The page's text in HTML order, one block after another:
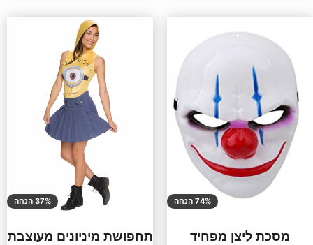
74% הנחה
מסכת ליצן מפחיד
37% הנחה
תחפושת מיניונים מעוצבת